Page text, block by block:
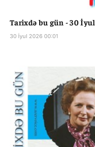
Tarixdə bu gün - 30 İyul
30 İyul 2026 00:01